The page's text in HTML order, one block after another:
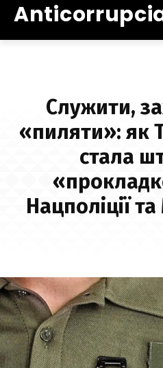
Служити,
«пиляти»: як
стала
Нацполіції